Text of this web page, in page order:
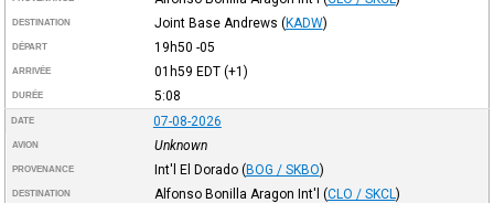
DESTINATION Joint Base Andrews (KADW)
DÉPART 19h50 -05
ARRIVÉE 01h59 EDT(+1)
DURÉE 5:08
DATE 07-08-2026
AVION Unknown
PROVENANCE Int'l El Dorado (BOG / SKBO)
DESTINATION Alfonso Bonilla Aragon Int'l (CLO / SKCL )